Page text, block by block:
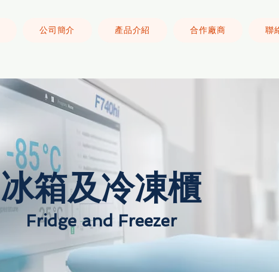
公司簡介 產品介紹 合作廠商 聯
冰箱及冷凍櫃
Fridge and Freezer